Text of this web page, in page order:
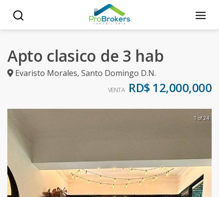
Apto clasico de 3 hab
Evaristo Morales, Santo Domingo D.N.
VENTA RD$ 12,000,000
1 of 24